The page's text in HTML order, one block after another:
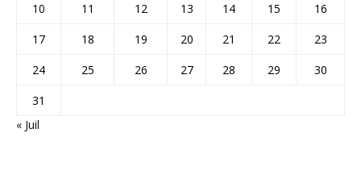
10
11 12 13 14 15
16
17
18 19 20 21 22
23
24
25 26 27 28 29
30
31
« Juil